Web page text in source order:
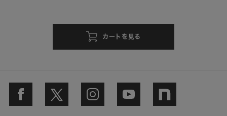
カートを見る